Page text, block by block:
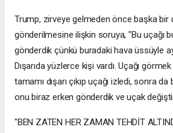
Trump, zirveye gelmeden önce başka bir
gönderilmesine ilişkin soruya, "Bu uçağı
gönderdik çünkü buradaki hava üssüyle
Dışarıda yüzlerce kişi vardı. Uçağı
tamamı dışarı çıkıp uçağı izledi, sonra
onu biraz erken gönderdik ve uçak
"BEN ZATEN HER ZAMAN TEHDİT